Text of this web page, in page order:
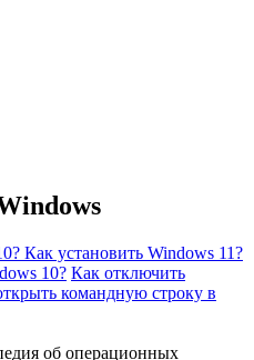
Как установить Windows 11?
10? Как отключить
командную строку в
об операционных